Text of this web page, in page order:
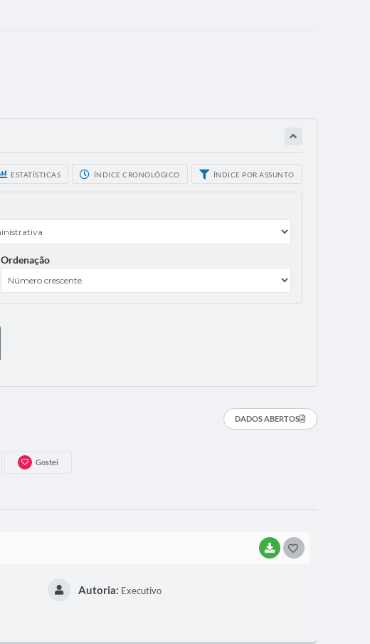
ESTATÍSTICAS ÍNDICE CRONOLÓGICO ÍNDICE POR ASSUNTO
Ordenação
DADOS ABERTOS
Gostei
BAIXARG
Autoria: Executivo